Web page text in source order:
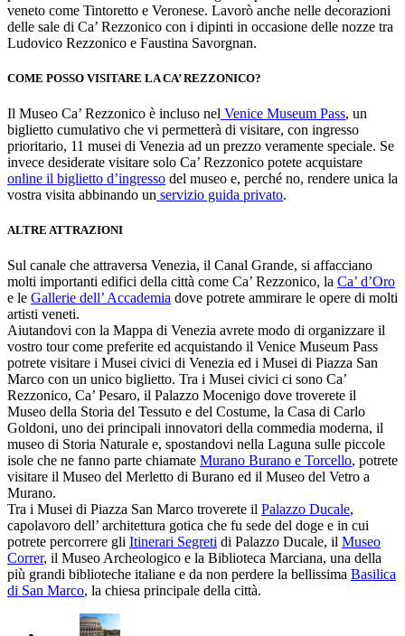
veneto come Tintoretto e Veronese. Lavorò anche nelle decorazioni
delle sale di Ca’ Rezzonico con i dipinti in occasione delle nozze tra
Ludovico Rezzonico e Faustina Savorgnan.
COME POSSO VISITARE LA CA’ REZZONICO?
Il Museo Ca’ Rezzonico è incluso nel Venice Museum Pass, un
biglietto cumulativo che vi permetterà di visitare, con ingresso
prioritario, 11 musei di Venezia ad un prezzo veramente speciale. Se
invece desiderate visitare solo Ca’ Rezzonico potete acquistare
online il biglietto d’ingresso del museo e, perché no, rendere unica la
vostra visita abbinando un servizio guida privato.
ALTRE ATTRAZIONI
Sul canale che attraversa Venezia, il Canal Grande, si affacciano
molti importanti edifici della città come Ca’ Rezzonico, la Ca’ d’Oro
e le Gallerie dell’ Accademia dove potrete ammirare le opere di molti
artisti veneti.
Aiutandovi con la Mappa di Venezia avrete modo di organizzare il
vostro tour come preferite ed acquistando il Venice Museum Pass
potrete visitare i Musei civici di Venezia ed i Musei di Piazza San
Marco con un unico biglietto. Tra i Musei civici ci sono Ca’
Rezzonico, Ca’ Pesaro, il Palazzo Mocenigo dove troverete il
Museo della Storia del Tessuto e del Costume, la Casa di Carlo
Goldoni, uno dei principali innovatori della commedia moderna, il
museo di Storia Naturale e, spostandovi nella Laguna sulle piccole
isole che ne fanno parte chiamate Murano Burano e Torcello, potrete
visitare il Museo del Merletto di Burano ed il Museo del Vetro a
Murano.
Tra i Musei di Piazza San Marco troverete il Palazzo Ducale,
capolavoro dell’ architettura gotica che fu sede del doge e in cui
potrete percorrere gli Itinerari Segreti di Palazzo Ducale, il Museo
Correr, il Museo Archeologico e la Biblioteca Marciana, una della
più grandi biblioteche italiane e da non perdere la bellissima Basilica
di San Marco, la chiesa principale della città.